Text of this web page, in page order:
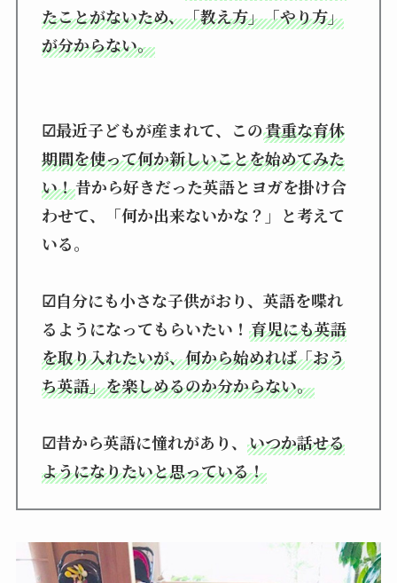
たことがないため、「教え方」「やり方」
が分からない。
☑最近子どもが産まれて、この貴重な育休
期間を使って何か新しいことを始めてみた
い！昔から好きだった英語とヨガを掛け合
わせて、「何か出来ないかな？」と考えて
いる。
☑自分にも小さな子供がおり、英語を喋れ
るようになってもらいたい！ 育児にも英語
を取り入れたいが、何から始めれば「おう
ち英語」を楽しめるのか分からない。
☑昔から英語に憧れがあり、 いつか話せる
ようになりたいと思っている！